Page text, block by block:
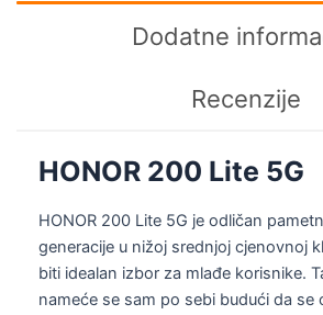
Dodatne
Recenzije
HONOR 200 Lite 5G
HONOR 200 Lite 5G je odličan
generacije u nižoj srednjoj cjenovnoj
biti idealan izbor za mlađe korisnike.
nameće se sam po sebi budući da se